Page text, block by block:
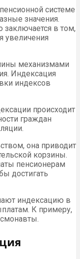
системе
значения.
заключается в том,
увеличения
механизмами
Индексация
индексов
происходит
граждан
она приводит
корзины.
пенсионерам
достигать
индексацию в
К примеру,